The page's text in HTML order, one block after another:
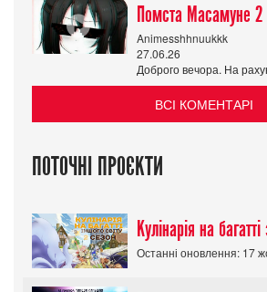
Animesshhnuukkk
27.06.26
Доброго вечора. На
ВСІ КОМЕНТАРІ
ПОТОЧНІ ПРОЄКТИ
Останні оновлення: 17